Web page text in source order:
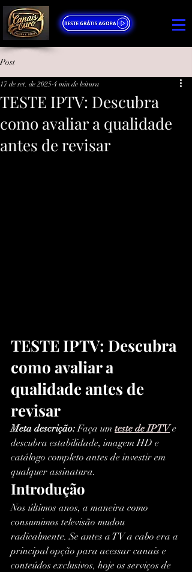
Post
TESTE IPTV: Descubra
como avaliar a qualidade
antes de revisar
17 de set. de 2025 4 min de leitura
TESTE IPTV: Descubra
como avaliar a
qualidade antes de
revisar
Meta descrição: Faça um teste de IPTV e
descubra estabilidade, imagem HD e
catálogo completo antes de investir em
qualquer assinatura.
Introdução
Nos últimos anos, a maneira como
consumimos televisão mudou
radicalmente. Se antes a TV a cabo era a
principal opção para acessar canais e
conteúdos exclusivos, hoje os serviços de